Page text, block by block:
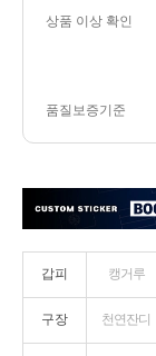
상품 이상 확인
품질보증기준
갑피 캥거루
구장 천연잔디